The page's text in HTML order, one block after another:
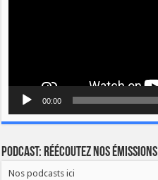
00:00
Podcast: Réécoutez nos émissions
Nos podcasts ici